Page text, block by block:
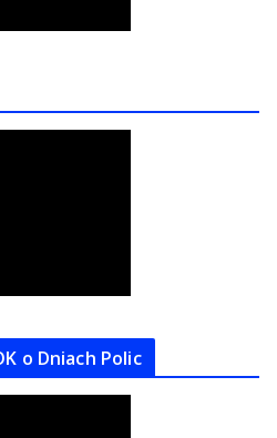
o Dniach Polic